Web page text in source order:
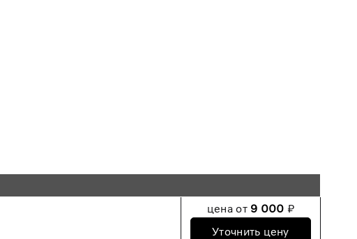
цена от 9 000 ₽
Уточнить цену